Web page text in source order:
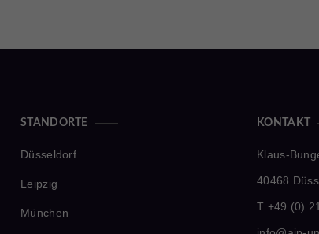
STANDORTE
Düsseldorf
Leipzig
München
KONTAKT
Klaus-
40468
T +49 (0)